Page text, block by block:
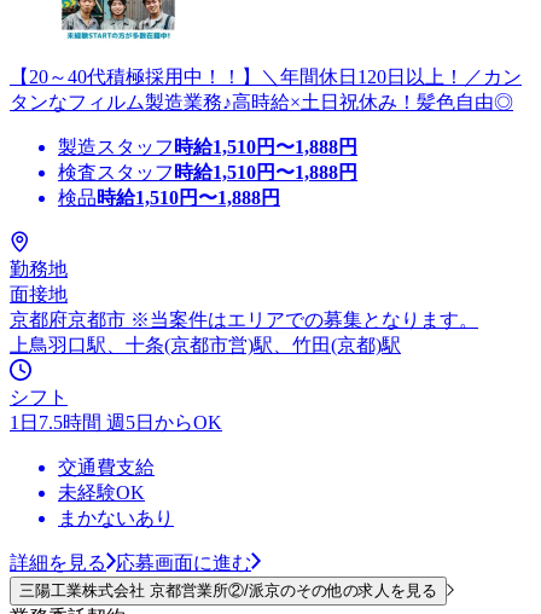
【20～40代積極採用中！！】＼年間休日120日以上！／カン
タンなフィルム製造業務♪高時給×土日祝休み！髪色自由◎
製造スタッフ 時給1,510円〜1,888円
検査スタッフ 時給1,510円〜1,888円
検品時給1,510円〜1,888円
勤務地
面接地
京都府京都市 ※当案件はエリアでの募集となります。
上鳥羽口駅、十条(京都市営)駅、竹田(京都)駅
シフト
1日7.5時間 週5日からOK
交通費支給
未経験OK
まかないあり
詳細を見る 応募画面に進む
三陽工業株式会社 京都営業所②/派京のその他の求人を見る